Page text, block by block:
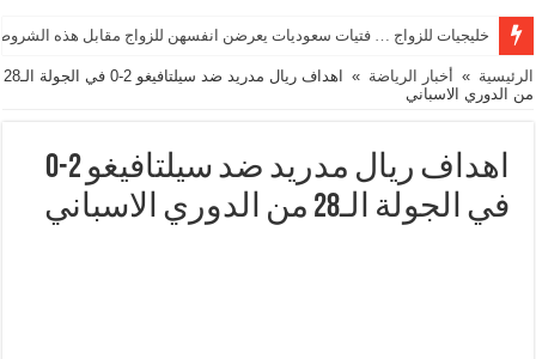
خليجيات للزواج … فتيات سعوديات يعرضن انفسهن للزواج مقابل هذه
الرئيسية » أخبار الرياضة »
اهداف ريال مدريد ضد سيلتافيغو 2-0 في الجولة الـ28
من الدوري الاسباني
اهداف ريال مدريد ضد سيلتافيغو 2-0
في الجولة الـ28 من الدوري الاسباني